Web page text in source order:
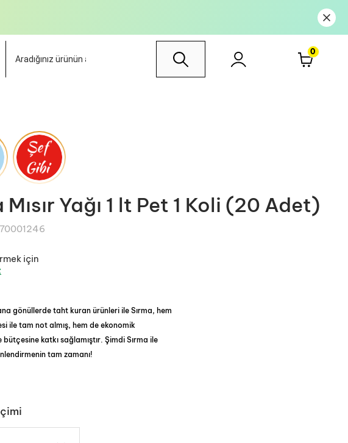
0
Mısır Yağı 1 lt Pet 1 Koli (20 Adet)
70001246
için
gönüllerde taht kuran ürünleri ile Sırma, hem
ile tam not almış, hem de ekonomik
katkı sağlamıştır. Şimdi Sırma ile
tam zamanı!